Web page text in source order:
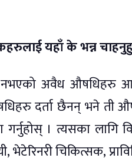
यहाँ के भन्न
नभएको अवैध औषधिहरु
दर्ता छैनन् भने ती
। त्यसका लागि
चिकित्सक,